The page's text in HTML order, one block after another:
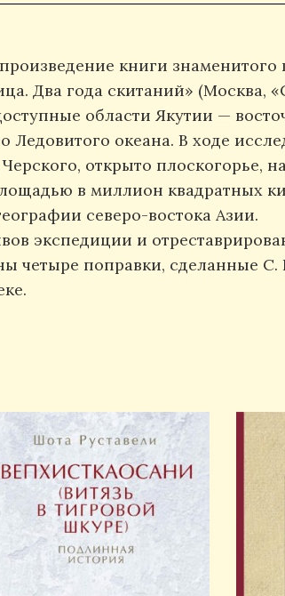
книги знаменитого
Два года скитаний» (Москва,
области Якутии —
океана. В ходе
открыто плоскогорье,
в миллион квадратных
северо-востока Азии.
экспедиции и
четыре поправки, сделанные